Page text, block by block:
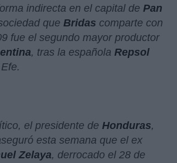
indirecta en el capital de Pan
que Bridas comparte con
fue el segundo mayor productor
, tras la española Repsol
el presidente de Honduras,
esta semana que el ex
Zelaya, derrocado el 28 de